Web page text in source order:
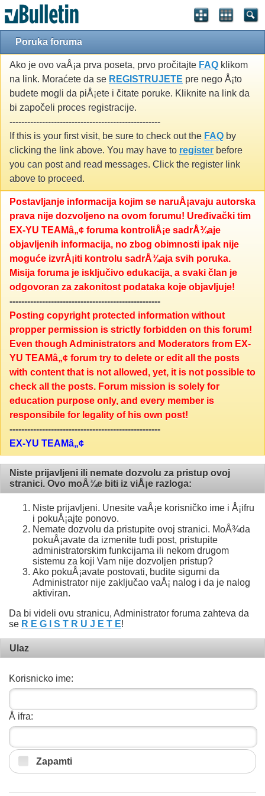
Poruka foruma
Ako je ovo vaÅ¡a prva poseta, prvo pročitajte FAQ klikom
na link. Moraćete da se REGISTRUJETE pre nego Å¡to
budete mogli da piÅ¡ete i čitate poruke. Kliknite na link da
bi započeli proces registracije.
---------------------------------------------------
If this is your first visit, be sure to check out the FAQ by
clicking the link above. You may have to register before
you can post and read messages. Click the register link
above to proceed.
Postavljanje informacija kojim se naruÅ¡avaju autorska
prava nije dozvoljeno na ovom forumu! Uređivački tim
EX-YU TEAMâ„¢ foruma kontroliÅ¡e sadrÅ¾aje
objavljenih informacija, no zbog obimnosti ipak nije
moguće izvrÅ¡iti kontrolu sadrÅ¾aja svih poruka.
Misija foruma je isključivo edukacija, a svaki član je
odgovoran za zakonitost podataka koje objavljuje!
---------------------------------------------------
Posting copyright protected information without
propper permission is strictly forbidden on this forum!
Even though Administrators and Moderators from EX-
YU TEAMâ„¢ forum try to delete or edit all the posts
with content that is not allowed, yet, it is not possible to
check all the posts. Forum mission is solely for
education purpose only, and every member is
responsibile for legality of his own post!
---------------------------------------------------
EX-YU TEAMâ„¢
Niste prijavljeni ili nemate dozvolu za pristup ovoj
stranici. Ovo moÅ¾e biti iz viÅ¡e razloga:
Niste prijavljeni. Unesite vaÅ¡e korisničko ime i Å¡ifru
i pokuÅ¡ajte ponovo.
Nemate dozvolu da pristupite ovoj stranici. MoÅ¾da
pokuÅ¡avate da izmenite tuđi post, pristupite
administratorskim funkcijama ili nekom drugom
sistemu za koji Vam nije dozvoljen pristup?
Ako pokuÅ¡avate postovati, budite sigurni da
Administrator nije zaključao vaÅ¡ nalog i da je nalog
aktiviran.
Da bi videli ovu stranicu, Administrator foruma zahteva da
se R E G I S T R U J E T E!
Ulaz
Korisnicko ime:
Å ifra:
Zapamti